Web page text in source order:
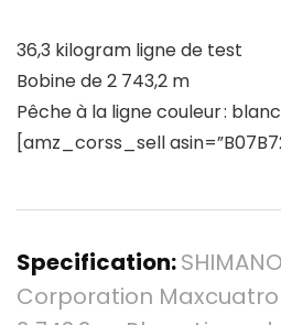
36,3 kilogram ligne de test
Bobine de 2 743,2 m
Pêche à la ligne couleur : blanc
[amz_corss_sell
Specification:
Corporation Maxcuatro